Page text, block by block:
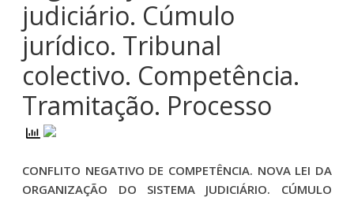
Coimbra
judiciário. Cúmulo
jurídico. Tribunal
colectivo. Competência.
Tramitação. Processo
CONFLITO NEGATIVO DE COMPETÊNCIA. NOVA LEI DA
ORGANIZAÇÃO DO SISTEMA JUDICIÁRIO. CÚMULO